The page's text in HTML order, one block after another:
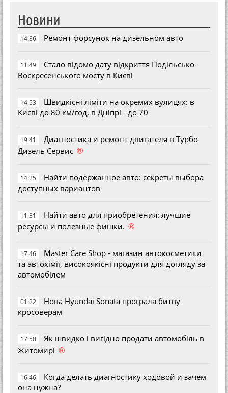
Новини
14:36 Ремонт форсунок на дизельном авто
11:49
Стало відомо дату відкриття Подільсько-
Воскресенського мосту в Києві
14:53
Швидкісні ліміти на окремих вулицях: в
Києві до 80 км/год, в Дніпрі - до 70
19:41
Диагностика и ремонт двигателя в Турбо
Дизель Сервис ®
14:25
Найти подержанное авто: секреты выбора
доступных вариантов
11:31
Найти авто для приобретения: лучшие
ресурсы и полезные фишки. ®
17:46
Master Care Shop - магазин автокосметики
та автохімії, високоякісні продукти для догляду за
автомобілем
01:22
Нова Hyundai Sonata програла битву
кросоверам
17:50
Як швидко і вигідно продати автомобіль в
Житомирі ®
16:46
Когда делать диагностику ходовой и зачем
она нужна?